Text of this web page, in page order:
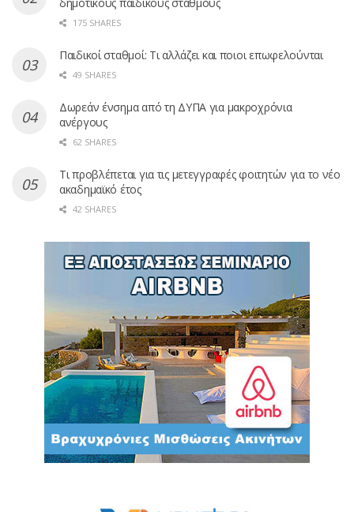
175 SHARES
Παιδικοί σταθμοί: Τι αλλάζει και ποιοι επωφελούνται
49 SHARES
Δωρεάν ένσημα από τη ΔΥΠΑ για μακροχρόνια
ανέργους
62 SHARES
Τι προβλέπεται για τις μετεγγραφές φοιτητών για το νέο
ακαδημαϊκό έτος
42 SHARES